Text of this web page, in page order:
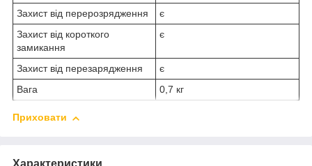
Захист від перерозрядження
є
Захист від короткого
замикання
є
Захист від перезарядження
є
Вага
0,7 кг
Приховати
Характеристики